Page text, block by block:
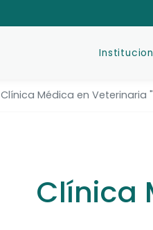
Clínica Médica en Veterinaria
Clínica